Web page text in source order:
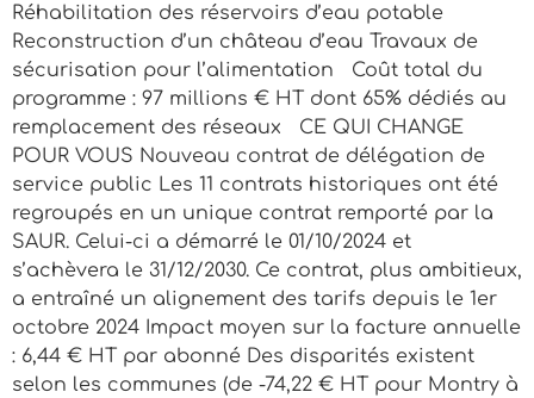
Réhabilitation des réservoirs d’eau potable
Reconstruction d’un château d’eau Travaux de
sécurisation pour l’alimentation Coût total du
programme : 97 millions € HT dont 65% dédiés au
remplacement des réseaux CE QUI CHANGE
POUR VOUS Nouveau contrat de délégation de
service public Les 11 contrats historiques ont été
regroupés en un unique contrat remporté par la
SAUR. Celui-ci a démarré le 01/10/2024 et
s’achèvera le 31/12/2030. Ce contrat, plus ambitieux,
a entraîné un alignement des tarifs depuis le 1er
octobre 2024 Impact moyen sur la facture annuelle
: 6,44 € HT par abonné Des disparités existent
selon les communes (de -74,22 € HT pour Montry à